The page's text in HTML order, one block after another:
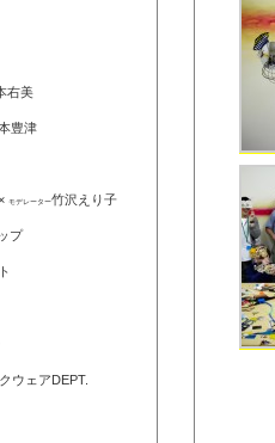
右美
豊津
モデレーター竹沢えり子
プ
ウェアDEPT.